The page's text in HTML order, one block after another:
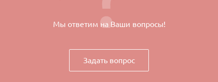
Мы ответим на Ваши вопросы!
Задать вопрос